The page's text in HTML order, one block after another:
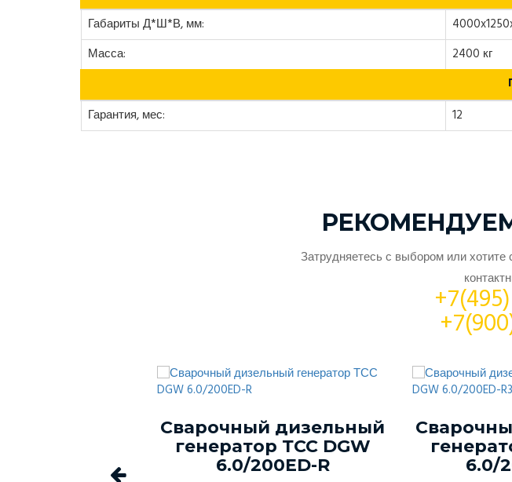
Габариты Д*Ш*В, мм:
Масса:
2400 кг
Гарантия, мес: 12
Затрудняетесь с выбором или
Сварочный дизельный
генератор ТСС DGW
6.0/200ED-R
6.0/